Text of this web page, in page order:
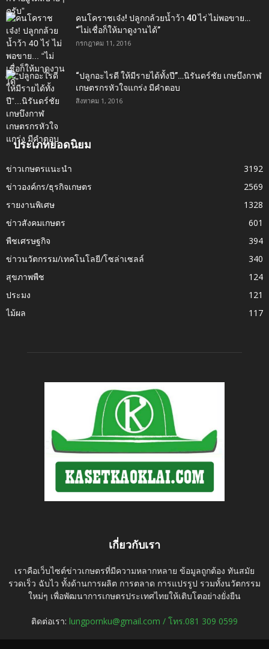
คนโคราชเจ๋ง! ปลูกกล้วยน้ำว้า 40 ไร่ ไม่พอขาย…
“ไม่เชื่อก็ให้มาดูงานได้”‬
กรกฎาคม 11, 2016
“ปลูกอะไรดี ให้มีรายได้ทั้งปี”…นิรันดร์ชัย เกษบึงกาฬ
เกษตรกรหัวใจแกร่ง มีคำตอบ
สิงหาคม 1, 2016
ประเภทยอดนิยม
ข่าวเกษตรแนะนำ
3192
ข่าวองค์กร/ธุรกิจเกษตร
2569
รายงานพิเศษ
1328
ข่าวสังคมเกษตร
601
พืชเศรษฐกิจ
394
ข่าวนวัตกรรม/เทคโนโลยี/โซล่าเซลล์
340
สุขภาพพืช
124
ประมง
121
ไม้ผล
117
เกี่ยวกับเรา
เราคือเว็บไซต์ข่าวเกษตรที่มีความหลากหลาย ข้อมูลถูกต้อง ทันสมัย
รวดเร็ว ฉับไว ทั้งด้านการผลิต การตลาด การแปรรูป รวมทั้งนวัตกรรม
ใหม่ๆ เพื่อพัฒนาการเกษตรประเทศไทยให้เติบโตอย่างยั่งยืน
ติดต่อเรา: lungpornku@gmail.com / โทร.081 309 0599